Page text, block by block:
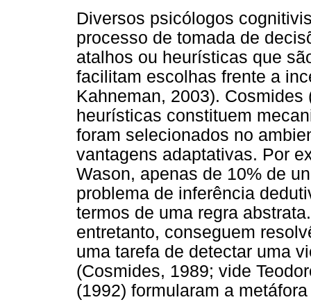
Diversos psicólogos
processo de tomada de
atalhos ou heurísticas que
facilitam escolhas frente a
Kahneman, 2003).
heurísticas constituem
foram selecionados no
vantagens adaptativas. Por
Wason, apenas de 10% de
problema de inferência
termos de uma regra
entretanto, conseguem
uma tarefa de detectar uma
(Cosmides, 1989; vide
(1992) formularam a